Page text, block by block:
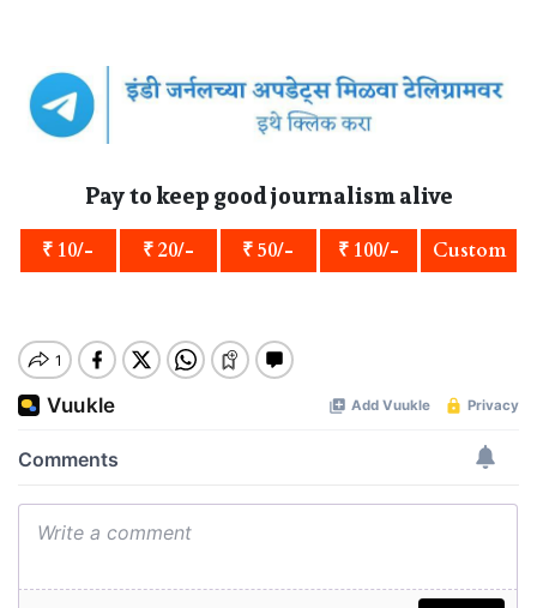
Pay to keep good journalism alive
₹ 10/- ₹ 20/- ₹ 50/- ₹ 100/- Custom